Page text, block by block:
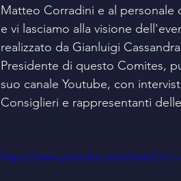
Matteo Corradini e al personale
e vi lasciamo alla visione
realizzato da Gianluigi
Presidente di questo Comites,
suo canale Youtube, con
Consiglieri e rappresentanti
https://www.youtube.com/watch?v=-